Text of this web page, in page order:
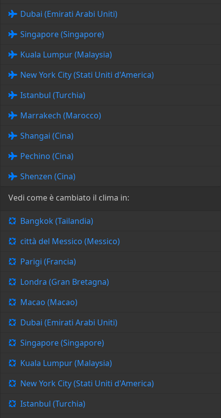
Dubai (Emirati Arabi Uniti)
Singapore (Singapore)
Kuala Lumpur (Malaysia)
New York City (Stati Uniti d'America)
Istanbul (Turchia)
Marrakech (Marocco)
Shangai (Cina)
Pechino (Cina)
Shenzen (Cina)
Vedi come è cambiato il clima in:
Bangkok (Tailandia)
città del Messico (Messico)
Parigi (Francia)
Londra (Gran Bretagna)
Macao (Macao)
Dubai (Emirati Arabi Uniti)
Singapore (Singapore)
Kuala Lumpur (Malaysia)
New York City (Stati Uniti d'America)
Istanbul (Turchia)